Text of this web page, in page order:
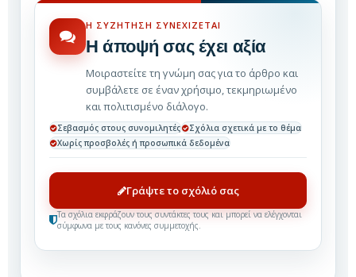
Η ΣΥΖΉΤΗΣΗ ΣΥΝΕΧΊΖΕΤΑΙ
Η άποψή σας έχει αξία
Μοιραστείτε τη γνώμη σας για το άρθρο και
συμβάλετε σε έναν χρήσιμο, τεκμηριωμένο
και πολιτισμένο διάλογο.
Σεβασμός στους συνομιλητές
Σχόλια σχετικά με το θέμα
Χωρίς προσβολές ή προσωπικά δεδομένα
Γράψτε το σχόλιό σας
Τα σχόλια εκφράζουν τους συντάκτες τους και μπορεί να ελέγχονται
σύμφωνα με τους κανόνες συμμετοχής.